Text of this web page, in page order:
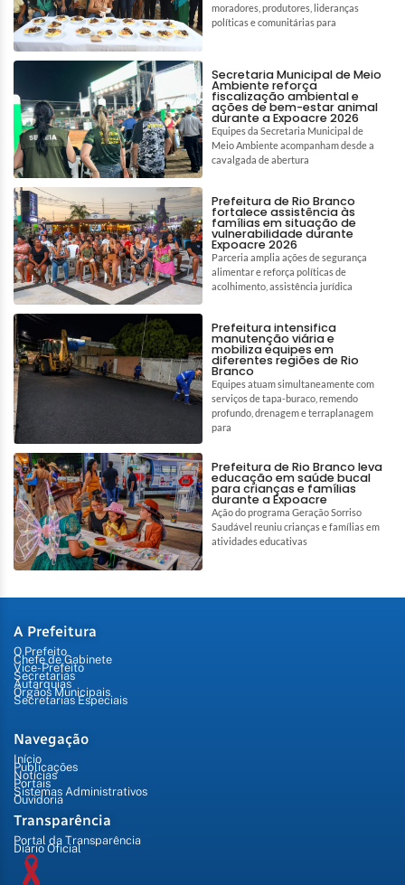
moradores, produtores, lideranças
políticas e comunitárias para
Secretaria Municipal de Meio
Ambiente reforça
fiscalização ambiental e
ações de bem-estar animal
durante a Expoacre 2026
Equipes da Secretaria Municipal de
Meio Ambiente acompanham desde a
cavalgada de abertura
Prefeitura de Rio Branco
fortalece assistência às
famílias em situação de
vulnerabilidade durante
Expoacre 2026
Parceria amplia ações de segurança
alimentar e reforça políticas de
acolhimento, assistência jurídica
Prefeitura intensifica
manutenção viária e
mobiliza equipes em
diferentes regiões de Rio
Branco
Equipes atuam simultaneamente com
serviços de tapa-buraco, remendo
profundo, drenagem e terraplanagem
para
Prefeitura de Rio Branco leva
educação em saúde bucal
para crianças e famílias
durante a Expoacre
Ação do programa Geração Sorriso
Saudável reuniu crianças e famílias em
atividades educativas
A Prefeitura
O Prefeito
Chefe de Gabinete
Vice-Prefeito
Secretarias
Autarquias
Órgãos Municipais
Secretarias Especiais
Navegação
Início
Publicações
Notícias
Portais
Sistemas Administrativos
Ouvidoria
Transparência
Portal da Transparência
Diário Oficial